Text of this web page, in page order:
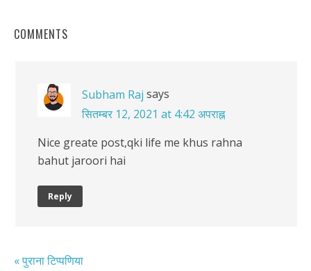
COMMENTS
Subham Raj says
सितम्बर 12, 2021 at 4:42 अपराह्न
Nice greate post,qki life me khus rahna
bahut jaroori hai
Reply
« पुराना टिप्पणिया